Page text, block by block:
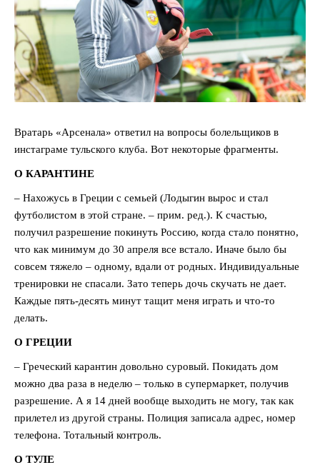
Вратарь «Арсенала» ответил на вопросы болельщиков в
инстаграме тульского клуба. Вот некоторые фрагменты.
О КАРАНТИНЕ
– Нахожусь в Греции с семьей (Лодыгин вырос и стал
футболистом в этой стране. – прим. ред.). К счастью,
получил разрешение покинуть Россию, когда стало понятно,
что как минимум до 30 апреля все встало. Иначе было бы
совсем тяжело – одному, вдали от родных. Индивидуальные
тренировки не спасали. Зато теперь дочь скучать не дает.
Каждые пять-десять минут тащит меня играть и что-то
делать.
О ГРЕЦИИ
– Греческий карантин довольно суровый. Покидать дом
можно два раза в неделю – только в супермаркет, получив
разрешение. А я 14 дней вообще выходить не могу, так как
прилетел из другой страны. Полиция записала адрес, номер
телефона. Тотальный контроль.
О ТУЛЕ